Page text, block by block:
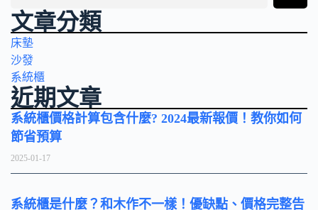
文章分類
床墊
沙發
系統櫃
近期文章
系統櫃價格計算包含什麼? 2024最新報價！教你如何
節省預算
2025-01-17
系統櫃是什麼？和木作不一樣！優缺點、價格完整告